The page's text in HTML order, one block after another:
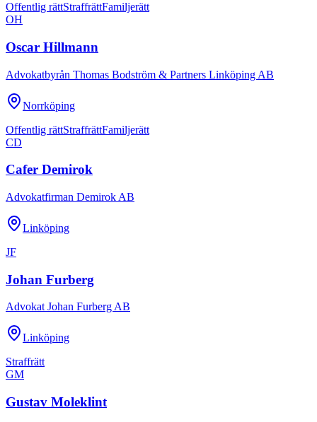
Offentlig rättStraffrättFamiljerätt
OH
Oscar Hillmann
Advokatbyrån Thomas Bodström & Partners Linköping AB
Norrköping
Offentlig rättStraffrättFamiljerätt
CD
Cafer Demirok
Advokatfirman Demirok AB
Linköping
JF
Johan Furberg
Advokat Johan Furberg AB
Linköping
Straffrätt
GM
Gustav Moleklint